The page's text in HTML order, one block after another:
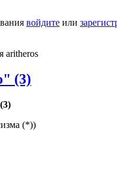
войдите или
(3)
(*))